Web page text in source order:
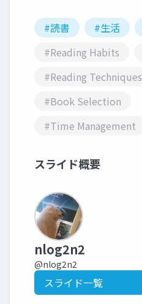
#読書 #生活
#Reading Habits
#Reading Techniques
#Book Selection
#Time Management
スライド概要
nlog2n2
@nlog2n2
スライド一覧